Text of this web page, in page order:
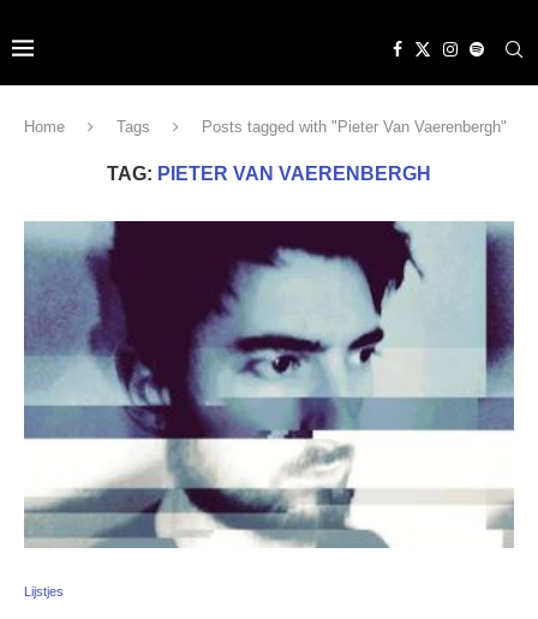
Home Tags Posts tagged with "Pieter Van Vaerenbergh"
TAG: PIETER VAN VAERENBERGH
Lijstjes